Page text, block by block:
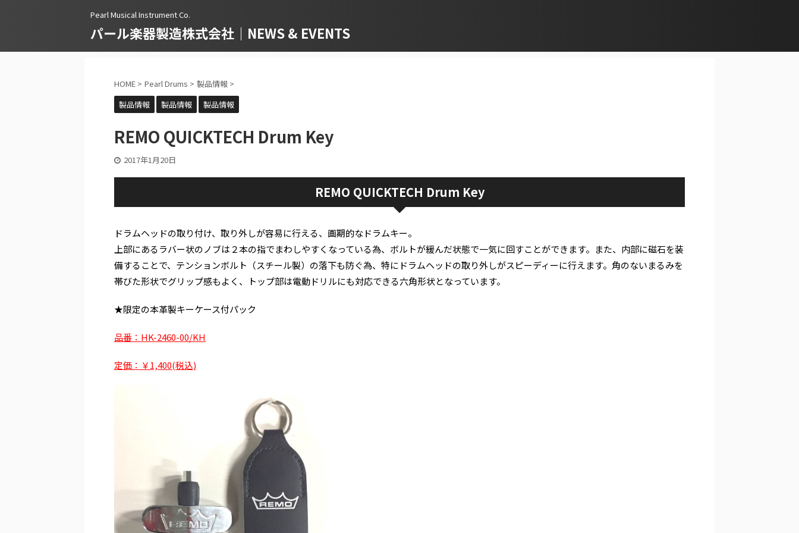
Pearl Musical Instrument Co.
パール楽器製造株式会社｜NEWS & EVENTS
HOME > Pearl Drums > 製品情報 >
製品情報
製品情報 製品情報
REMO QUICKTECH Drum Key
2017年1月20日
REMO QUICKTECH Drum Key
ドラムヘッドの取り付け、取り外しが容易に行える、画期的なドラムキー。
上部にあるラバー状のノブは２本の指でまわしやすくなっている為、ボルトが緩んだ状態で一気に回すことができます。また、内部に磁石を装
備することで、テンションボルト（スチール製）の落下も防ぐ為、特にドラムヘッドの取り外しがスピーディーに行えます。角のないまるみを
帯びた形状でグリップ感もよく、トップ部は電動ドリルにも対応できる六角形状となっています。
★限定の本革製キーケース付パック
品番：HK-2460-00/KH
定価：￥1,400(税込)